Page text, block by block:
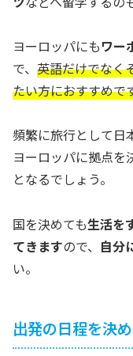
ヨーロッパにもワー
で、 英語だけでなく
たい方におすすめで
頻繁に旅行として日
ヨーロッパに拠点を
となるでしょう。
国を決めても生活を
てきますので、 自分
い。
出発の日程を決